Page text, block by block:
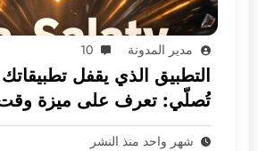
مدير المدونة 10
التطبيق الذي يقفل
تُصلّي: تعرف على ميزة وقت
الثورية
شهر واحد منذ النشر